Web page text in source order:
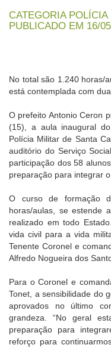
CATEGORIA POLÍCIA
PUBLICADO EM 16/
No total são 1.240 horas/
está contemplada com
O prefeito Antonio Ceron
(15), a aula inaugural
Polícia Militar de Santa
auditório do Serviço
participação dos 58
preparação para integrar
O curso de formação
horas/aulas, se estende
realizado em todo
vida civil para a vida
Tenente Coronel e
Alfredo Nogueira dos
Para o Coronel e
Tonet, a sensibilidade do
aprovados no último
grandeza. “No geral
preparação para
reforço para